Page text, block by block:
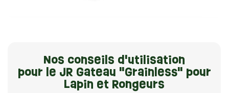
Nos conseils d'utilisation
pour le JR Gateau "Grainless" pour
Lapin et Rongeurs